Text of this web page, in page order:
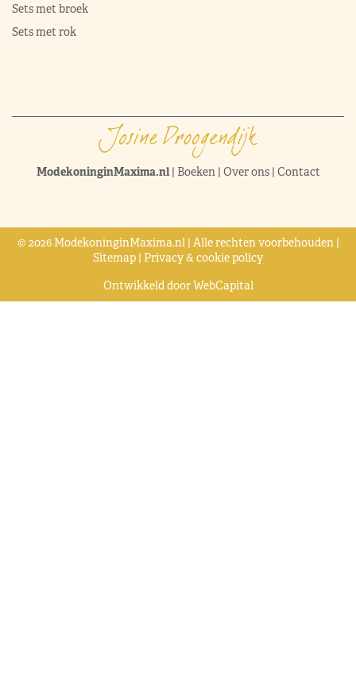
Sets met broek
Sets met rok
ModekoninginMaxima.nl| Boeken| Over ons| Contact
© 2026 ModekoninginMaxima.nl | Alle rechten voorbehouden |
Sitemap | Privacy & cookie policy
Ontwikkeld doorWebCapital